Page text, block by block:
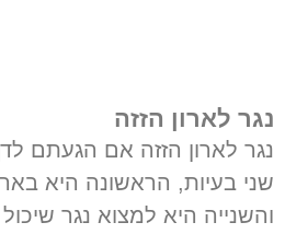
נגר לארון הזזה
נגר לארון הזזה אם הגעתם
שני בעיות, הראשונה היא
והשנייה היא למצוא נגר